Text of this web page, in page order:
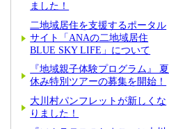
ました！
二地域居住を支援するポータル
サイト「ANAの二地域居住
BLUE SKY LIFE」について
『地域親子体験プログラム』 夏
休み特別ツアーの募集を開始！
大川村パンフレットが新しくな
りました！